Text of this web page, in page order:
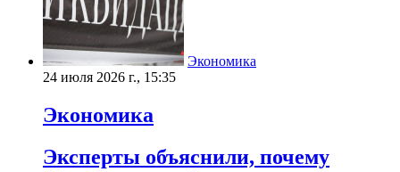
Экономика
24 июля 2026 г., 15:35
Экономика
Эксперты объяснили, почему